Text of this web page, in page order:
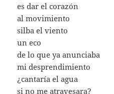
es dar el corazón
al movimiento
silba el viento
un eco
de lo que ya anunciaba
mi desprendimiento
¿cantaría el agua
si no me atravesara?